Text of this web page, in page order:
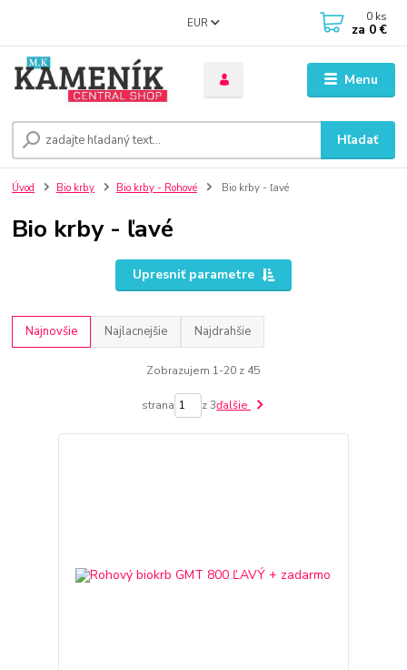
Menu
EUR
Hľadať
0 ks
za 0 €
Úvod Bio krby Bio krby - Rohové Bio krby - ľavé
Bio krby - ľavé
Upresniť parametre
Najnovšie Najlacnejšie Najdrahšie
Zobrazujem 1-20 z 45
strana z 3ďalšie